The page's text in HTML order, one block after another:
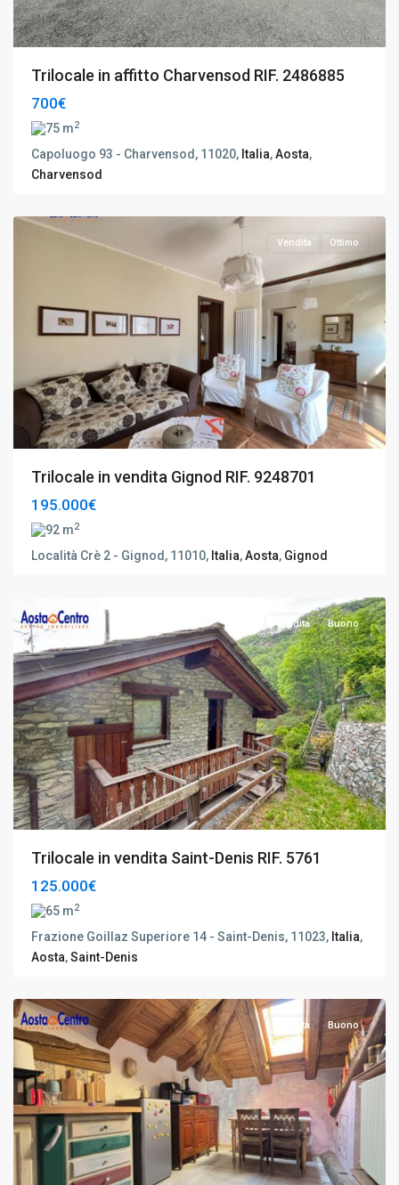
Trilocale in affitto Charvensod RIF. 2486885
700€
75 m2
Capoluogo 93 - Charvensod, 11020, Italia,Aosta,
Charvensod
Gignod,
Vendita Ottimo
Trilocale in vendita Gignod RIF. 9248701
195.000€
92 m2
Località Crè 2 - Gignod, 11010, Italia,Aosta, Gignod
Saint-
Denis,
Vendita Buono
Trilocale in vendita Saint-Denis RIF. 5761
125.000€
65 m2
Frazione Goillaz Superiore 14 - Saint-Denis, 11023, Italia,
Aosta,Saint-Denis
Quart,
Vendita Buono